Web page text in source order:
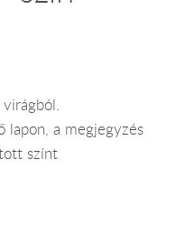
lapon, a megjegyzés
színt